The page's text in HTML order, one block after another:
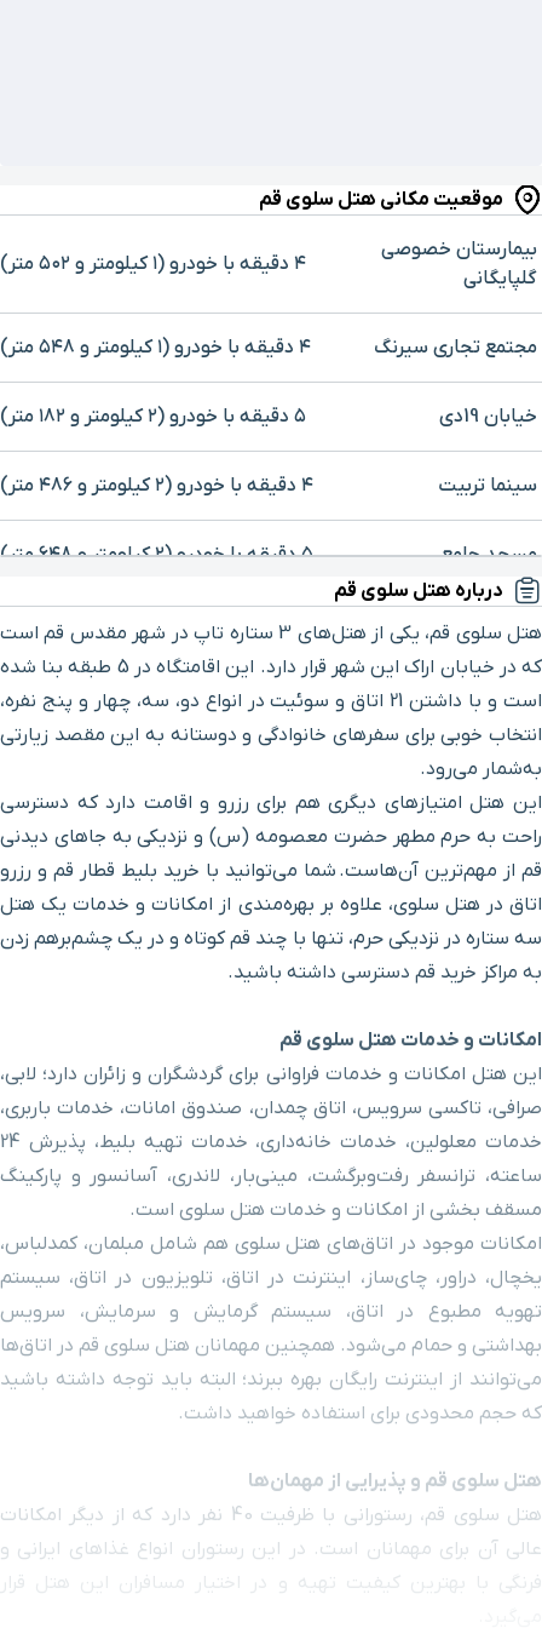
موقعیت مکانی هتل سلوی قم
بیمارستان خصوصی
گلپایگانی
۴ دقیقه با خودرو (۱ کیلومتر و ۵۰۲ متر)
مجتمع تجاری سیرنگ ۴ دقیقه با خودرو (۱ کیلومتر و ۵۴۸ متر)
خیابان 19دی ۵ دقیقه با خودرو (۲ کیلومتر و ۱۸۲ متر)
سینما تربیت ۴ دقیقه با خودرو (۲ کیلومتر و ۴۸۶ متر)
مسجد جامع ۵ دقیقه با خودرو (۲ کیلومتر و ۶۴۸ متر)
حرم حضرت معصومه
بازار قم
مدرسه فیضیه
خیابان ارم ۷ دقیقه با خودرو (۳ کیلومتر و ۲۱۶ متر)
مسجدجامع امام حسن
عسگری (ع)
۶ دقیقه با خودرو (۳ کیلومتر و ۷۹۹ متر)
خیابان زنگارکی ۶ دقیقه با خودرو (۴ کیلومتر و ۱۲ متر)
ایستگاه مترو معصومیه ۷ دقیقه با خودرو (۴ کیلومتر و ۳۸۴ متر)
بیمارستان شهید بهشتی ۹ دقیقه با خودرو (۵ کیلومتر و ۱۷۷ متر)
مجتمع تجاری عصر جدید ۷ دقیقه با خودرو (۵ کیلومتر و ۴۷۸ متر)
بیمارستان کودکان حضرت
معصومه
۹ دقیقه با خودرو (۵ کیلومتر و ۵۷۶ متر)
ترمینال مسافربری ۱۲ دقیقه با خودرو (۸ کیلومتر و ۶۵ متر)
کوه خضر نبی
درباره هتل سلوی قم
هتل سلوی قم، یکی از هتل‌های 3 ستاره تاپ در شهر مقدس قم است
که در خیابان اراک این شهر قرار دارد. این اقامتگاه در 5 طبقه بنا شده
است و با داشتن 21 اتاق و سوئیت در انواع دو، سه، چهار و پنج نفره،
انتخاب خوبی برای سفرهای خانوادگی و دوستانه به این مقصد زیارتی
به‌شمار می‌رود.
این هتل امتیازهای دیگری هم برای رزرو و اقامت دارد که دسترسی
راحت به حرم‌ مطهر حضرت معصومه (س) و نزدیکی به جاهای دیدنی
قم از مهم‌ترین آن‌هاست. شما می‌توانید با خرید بلیط قطار قم و رزرو
اتاق در هتل سلوی، علاوه بر بهره‌مندی از امکانات و خدمات یک هتل
سه ستاره در نزدیکی حرم، تنها با چند قم کوتاه و در یک چشم‌برهم زدن
به مراکز خرید قم دسترسی داشته باشید.
امکانات و خدمات هتل سلوی قم
این هتل امکانات و خدمات فراوانی برای گردشگران و زائران دارد؛ لابی،
صرافی، تاکسی سرویس، اتاق چمدان، صندوق امانات، خدمات باربری،
خدمات معلولین، خدمات خانه‌داری، خدمات تهیه بلیط، پذیرش 24
ساعته، ترانسفر رفت‌وبرگشت، مینی‌بار، لاندری، آسانسور و پارکینگ
مسقف بخشی از امکانات و خدمات هتل سلوی است.
امکانات موجود در اتاق‌های هتل سلوی هم شامل مبلمان، کمدلباس،
یخچال، دراور، چای‌ساز، اینترنت در اتاق، تلویزیون در اتاق، سیستم
تهویه مطبوع در اتاق، سیستم گرمایش و سرمایش، سرویس
بهداشتی و حمام می‌شود. همچنین مهمانان هتل سلوی قم در اتاق‌ها
می‌توانند از اینترنت رایگان بهره ببرند؛ البته باید توجه داشته باشید
که حجم محدودی برای استفاده خواهید داشت.
هتل سلوی قم و پذیرایی از مهمان‌ها
هتل سلوی قم، رستورانی با ظرفیت 40 نفر دارد که از دیگر امکانات
عالی آن برای مهمانان است. در این رستوران انواع غذاهای ایرانی و
فرنگی با بهترین کیفیت تهیه و در اختیار مسافران این هتل قرار